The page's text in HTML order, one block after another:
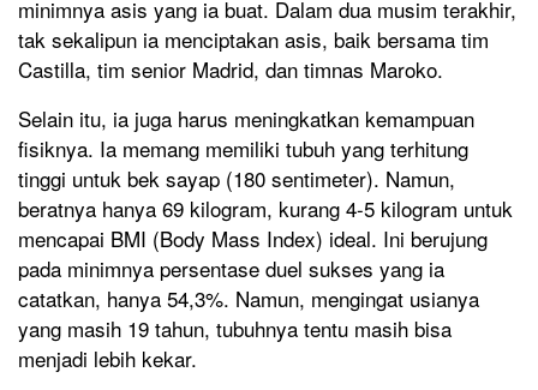
minimnya asis yang ia buat. Dalam dua musim terakhir,
tak sekalipun ia menciptakan asis, baik bersama tim
Castilla, tim senior Madrid, dan timnas Maroko.
Selain itu, ia juga harus meningkatkan kemampuan
fisiknya. Ia memang memiliki tubuh yang terhitung
tinggi untuk bek sayap (180 sentimeter). Namun,
beratnya hanya 69 kilogram, kurang 4-5 kilogram untuk
mencapai BMI (Body Mass Index) ideal. Ini berujung
pada minimnya persentase duel sukses yang ia
catatkan, hanya 54,3%. Namun, mengingat usianya
yang masih 19 tahun, tubuhnya tentu masih bisa
menjadi lebih kekar.